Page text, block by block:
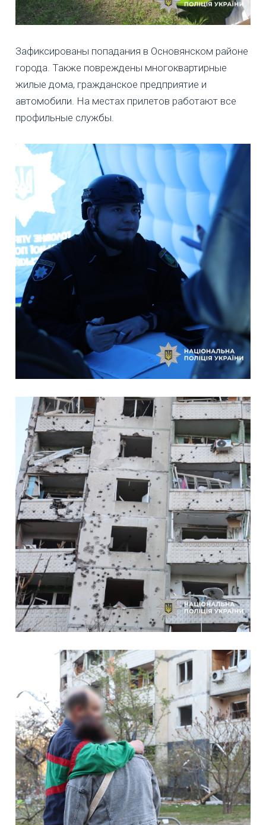
Зафиксированы попадания в Основянском районе
города. Также повреждены многоквартирные
жилые дома, гражданское предприятие и
автомобили. На местах прилетов работают все
профильные службы.